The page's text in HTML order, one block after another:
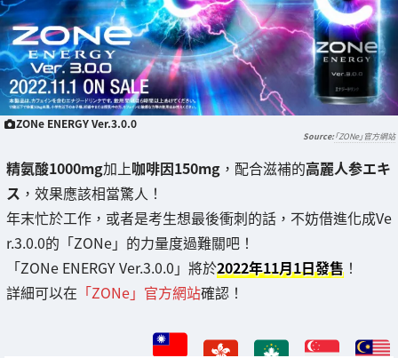
ZONe ENERGY Ver.3.0.0
「ZONe」官方網站
精氨酸1000mg加上咖啡因150mg ，配合滋補的高麗人参エキ
ス ，效果應該相當驚人！
年末忙於工作，或者是考生想最後衝刺的話，不妨借進化成Ve
r.3.0.0的「ZONe」的力量度過難關吧！
「ZONe ENERGY Ver.3.0.0」將於2022年11月1日發售 ！
詳細可以在 「ZONe」官方網站確認！